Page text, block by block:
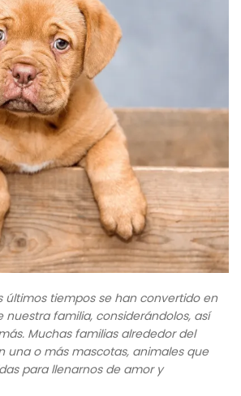
últimos tiempos se han convertido en
familia, considerándolos, así
Muchas familias alrededor del
una o más mascotas, animales que
para llenarnos de amor y